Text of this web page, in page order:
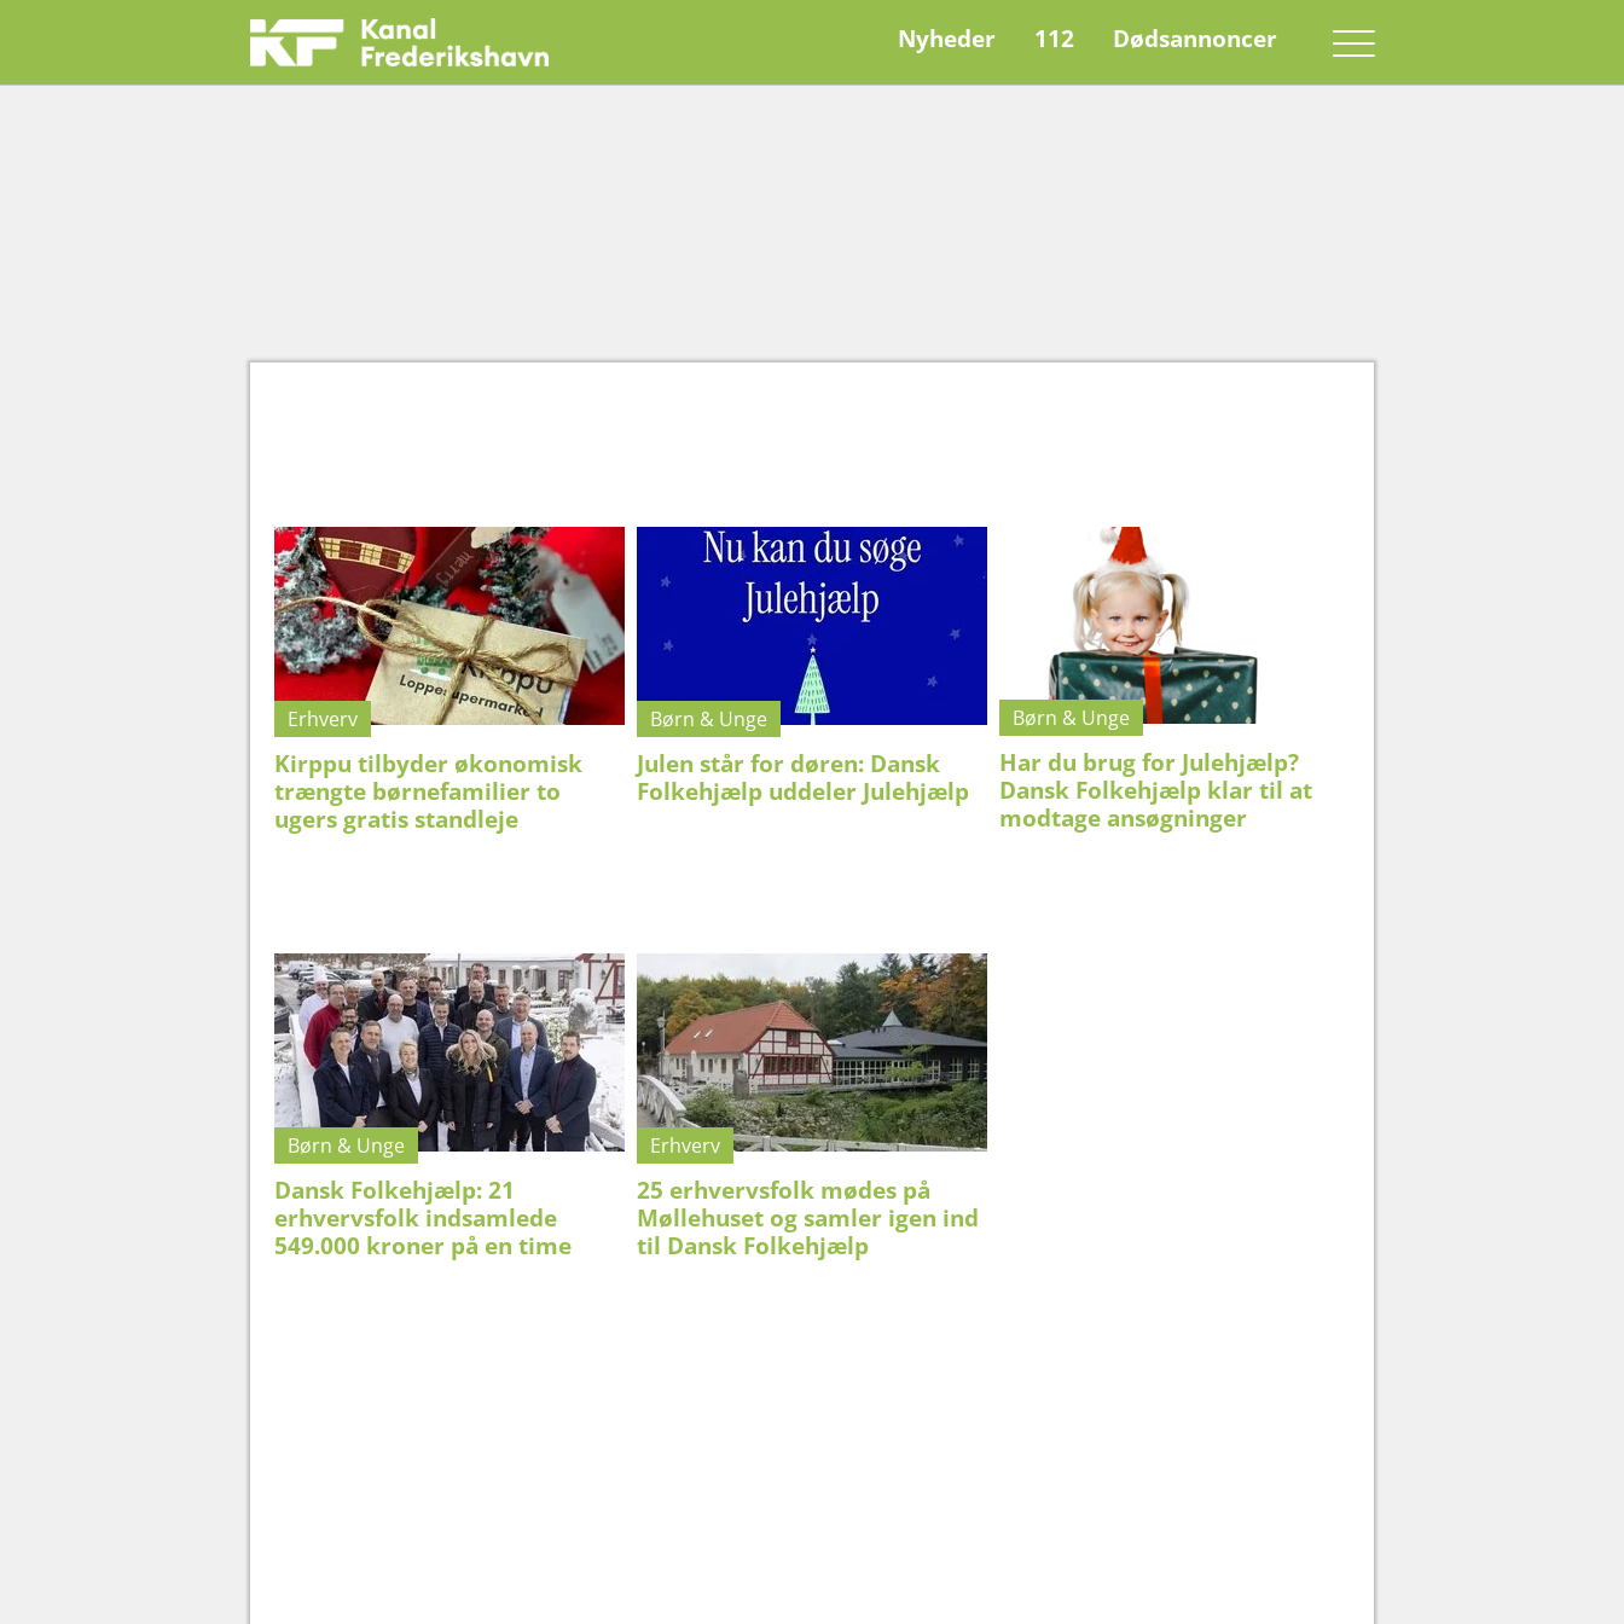
Nyheder 112 Dødsannoncer
Erhverv
Kirppu tilbyder økonomisk
trængte børnefamilier to
ugers gratis standleje
Børn & Unge
Julen står for døren: Dansk
Folkehjælp uddeler Julehjælp
Børn & Unge
Har du brug for Julehjælp?
Dansk Folkehjælp klar til at
modtage ansøgninger
Børn & Unge
Dansk Folkehjælp: 21
erhvervsfolk indsamlede
549.000 kroner på en time
Erhverv
25 erhvervsfolk mødes på
Møllehuset og samler igen ind
til Dansk Folkehjælp